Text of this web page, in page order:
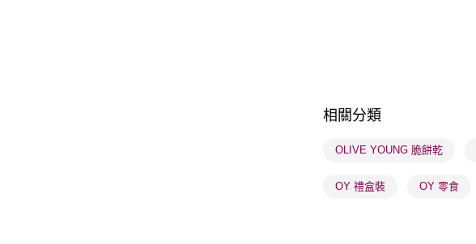
相關分類
OLIVE YOUNG 脆餅乾
OY 禮盒裝 OY 零食